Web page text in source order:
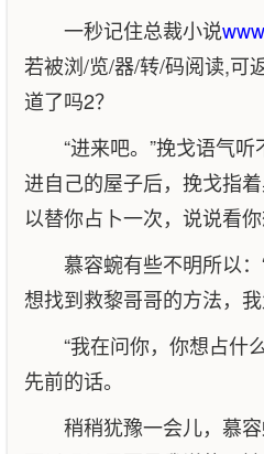
一秒记住总裁小说
若被浏/览/器/转/码阅读,可
道了吗2？
“进来吧。”挽戈语气
进自己的屋子后，挽戈指
以替你占卜一次，说说看
慕容蜿有些不明所以
想找到救黎哥哥的方法，
“我在问你，你想占什
先前的话。
稍稍犹豫一会儿，慕